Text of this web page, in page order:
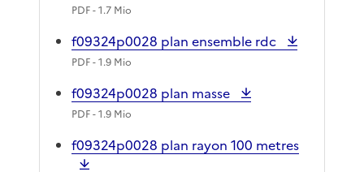
PDF- 1.7 Mio
f09324p0028 plan ensemble rdc
PDF- 1.9 Mio
f09324p0028 plan masse
PDF- 1.9 Mio
f09324p0028 plan rayon 100 metres